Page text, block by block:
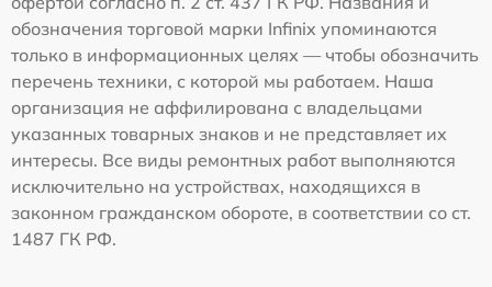
обозначения торговой марки Infinix упоминаются
только в информационных целях — чтобы обозначить
перечень техники, с которой мы работаем. Наша
организация не аффилирована с владельцами
указанных товарных знаков и не представляет их
интересы. Все виды ремонтных работ выполняются
исключительно на устройствах, находящихся в
законном гражданском обороте, в соответствии со ст.
1487 ГК РФ.